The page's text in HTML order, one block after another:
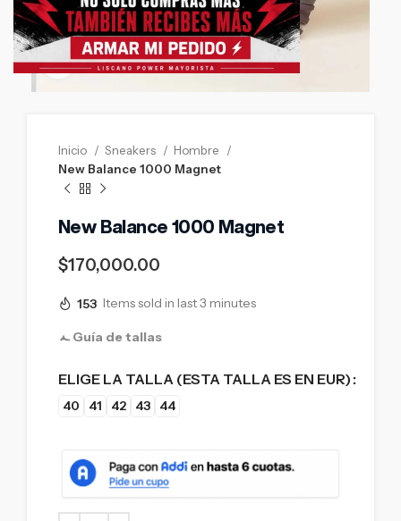
Click to enlarge
Inicio Sneakers
Hombre
New Balance 1000 Magnet
New Balance 1000 Magnet
$170,000.00
153 Items sold in last 3 minutes
Guía de tallas
ELIGE LA TALLA (ESTA TALLA ES EN EUR)
40 41 42 43 44